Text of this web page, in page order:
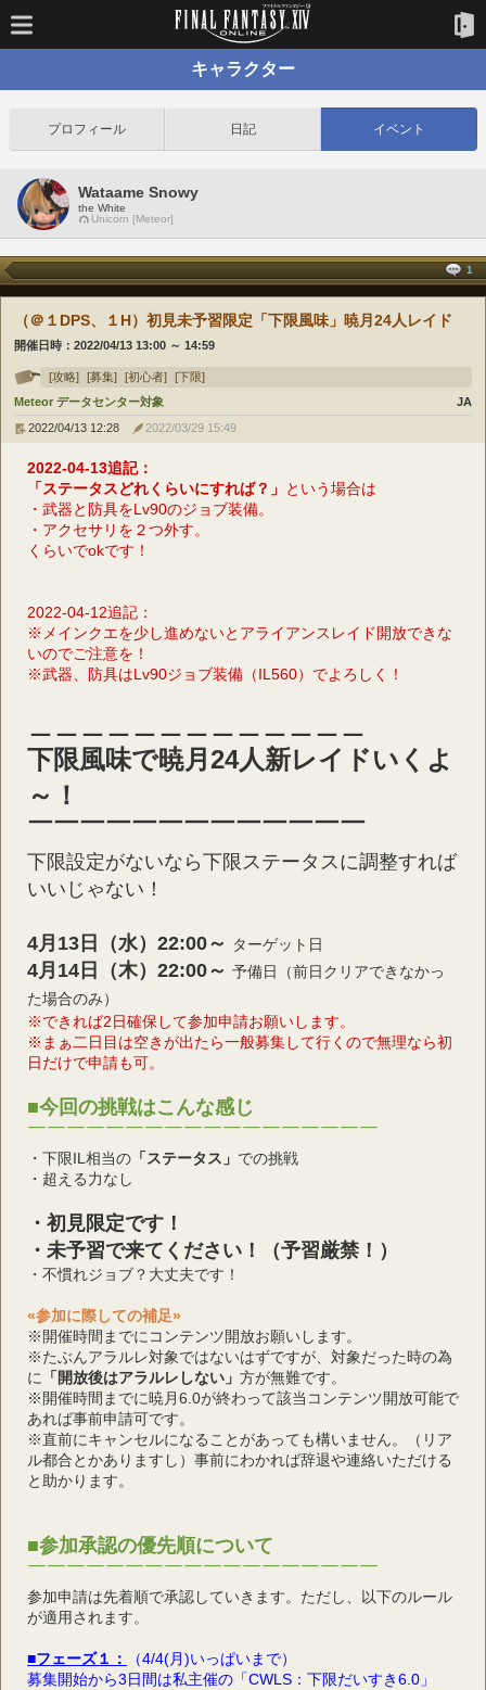
キャラクター
プロフィール 日記 イベント
Wataame Snowy
the White
Unicorn [Meteor]
1
（＠１DPS、１H）初見未予習限定「下限風味」暁月24人レイド
開催日時： 2022/04/13 13:00～ 14:59
[攻略] [募集] [初心者] [下限]
Meteor データセンター対象
JA
2022/04/13 12:28
2022/03/29 15:49
2022-04-13追記：
「ステータスどれくらいにすれば？」 という場合は
・武器と防具をLv90のジョブ装備。
・アクセサリを２つ外す。
くらいでokです！
2022-04-12追記：
※メインクエを少し進めないとアライアンスレイド開放できな
いのでご注意を！
※武器、防具はLv90ジョブ装備（IL560）でよろしく！
下限風味で暁月24人新レイドいくよ
～！
￣￣￣￣￣￣￣￣￣￣￣￣￣
下限設定がないなら下限ステータスに調整すれば
いいじゃない！
4月13日（水）22:00～ ターゲット日
4月14日（木）22:00～ 予備日（前日クリアできなかっ
た場合のみ）
※できれば2日確保して参加申請お願いします。
※まぁ二日目は空きが出たら一般募集して行くので無理なら初
日だけで申請も可。
■今回の挑戦はこんな感じ
￣￣￣￣￣￣￣￣￣￣￣￣￣￣￣￣￣￣
・下限IL相当の「ステータス」 での挑戦
・超える力なし
・初見限定です！
・未予習で来てください！（予習厳禁！）
・不慣れジョブ？大丈夫です！
«参加に際しての補足»
※開催時間までにコンテンツ開放お願いします。
※たぶんアラルレ対象ではないはずですが、対象だった時の為
に
「開放後はアラルレしない」 方が無難です。
※開催時間までに暁月6.0が終わって該当コンテンツ開放可能で
あれば事前申請可です。
※直前にキャンセルになることがあっても構いません。（リア
ル都合とかありますし）事前にわかれば辞退や連絡いただける
と助かります。
■参加承認の優先順について
￣￣￣￣￣￣￣￣￣￣￣￣￣￣￣￣￣￣
参加申請は先着順で承認していきます。ただし、以下のルール
が適用されます。
■フェーズ１：
（4/4(月)いっぱいまで）
募集開始から3日間は私主催の「CWLS：下限だいすき6.0」